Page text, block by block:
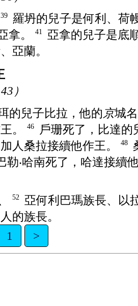
39 羅坍的兒子是何利 、 荷
拿。 41 亞拿的兒子是底
、 亞蘭。
）
的兒子比拉 ，他的 京城
。 46 戶珊死了， 比達的
人 桑拉接續他作王。 48
勒‧哈南死了， 哈達接續
52 亞何利巴瑪族長、 以
人的族長。
1 >